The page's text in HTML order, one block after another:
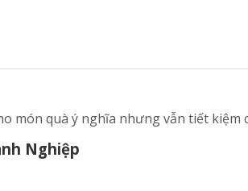
món quà ý nghĩa nhưng vẫn tiết kiệm
Nghiệp